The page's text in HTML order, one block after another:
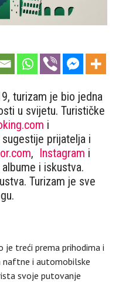
turizam je bio jedna
u svijetu. Turističke
i
prijatelja i
, Instagram i
i iskustva.
Turizam je sve
treći prema prihodima i
naftne i automobilske
svoje putovanje